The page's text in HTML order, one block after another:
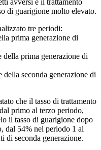
di guarigione molto elevato.
tre periodi:
prima generazione di
prima generazione di
seconda generazione di
che il tasso di trattamento
primo al terzo periodo,
il tasso di guarigione dopo
dal 54% nel periodo 1 al
di seconda generazione.